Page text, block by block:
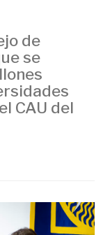
de
se
CAU del